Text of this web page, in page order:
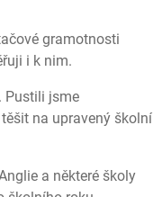
gramotnosti
i k nim.
Pustili jsme
na upravený školní
a některé školy